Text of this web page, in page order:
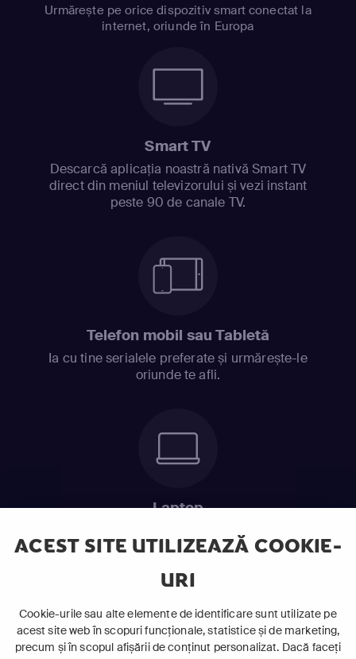
ACEST SITE UTILIZEAZĂ COOKIE-
URI
Cookie-urile sau alte elemente de identificare sunt utilizate pe
acest site web în scopuri funcționale, statistice și de marketing,
precum și în scopul afișării de conținut personalizat. Dacă faceți
Urmărește pe orice dispozitiv smart conectat la
internet, oriunde în Europa
Smart TV
Descarcă aplicația noastră nativă Smart TV
direct din meniul televizorului și vezi instant
peste 90 de canale TV.
Telefon mobil sau Tabletă
Ia cu tine serialele preferate și urmărește-le
oriunde te afli.
Laptop
ABONEAZĂ-TE ACUM
Cerințe de sistem